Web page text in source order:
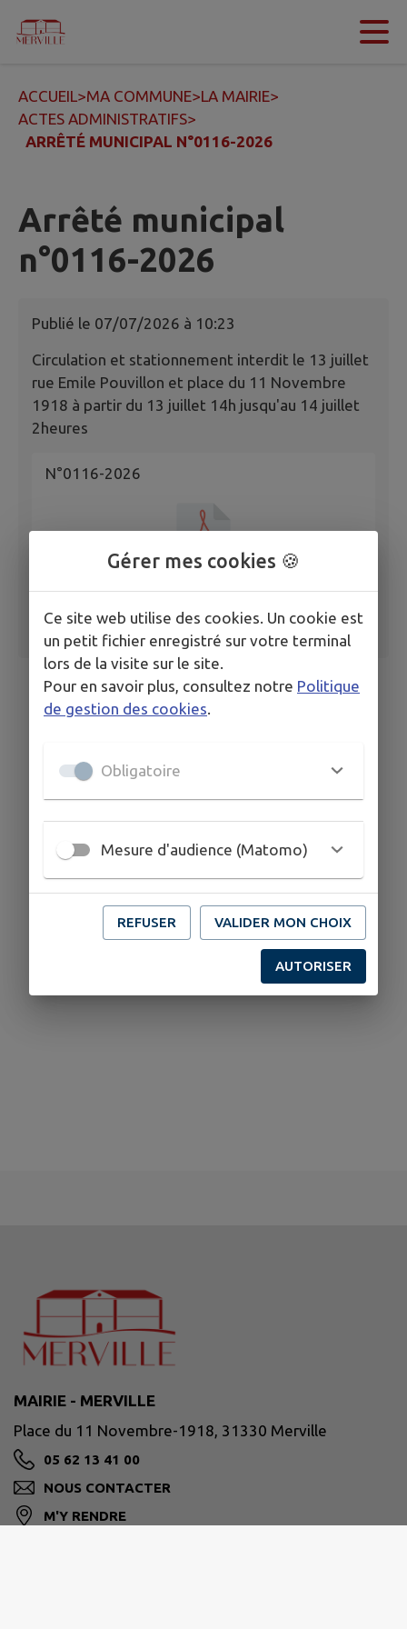
Contenu
ACCUEIL>MA COMMUNE>LA MAIRIE>
ACTES ADMINISTRATIFS>
ARRÊTÉ MUNICIPAL N°0116-2026
Arrêté municipal
n°0116-2026
Publié le 07/07/2026 à 10:23
Circulation et stationnement interdit le 13 juillet
rue Emile Pouvillon et place du 11 Novembre
1918 à partir du 13 juillet 14h jusqu'au 14 juillet
2heures
N°0116-2026
MAIRIE - MERVILLE
Place du 11 Novembre-1918, 31330 Merville
05 62 13 41 00
NOUS CONTACTER
M'Y RENDRE
Gérer mes cookies 🍪
Ce site web utilise des cookies. Un cookie est
un petit fichier enregistré sur votre terminal
lors de la visite sur le site.
Pour en savoir plus, consultez notre Politique
de gestion des cookies
Obligatoire
Mesure d'audience (Matomo)
REFUSER VALIDER MON CHOIX
AUTORISER